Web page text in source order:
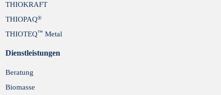
THIOKRAFT
THIOPAQ®
THIOTEQ™ Metal
Dienstleistungen
Beratung
Biomasse